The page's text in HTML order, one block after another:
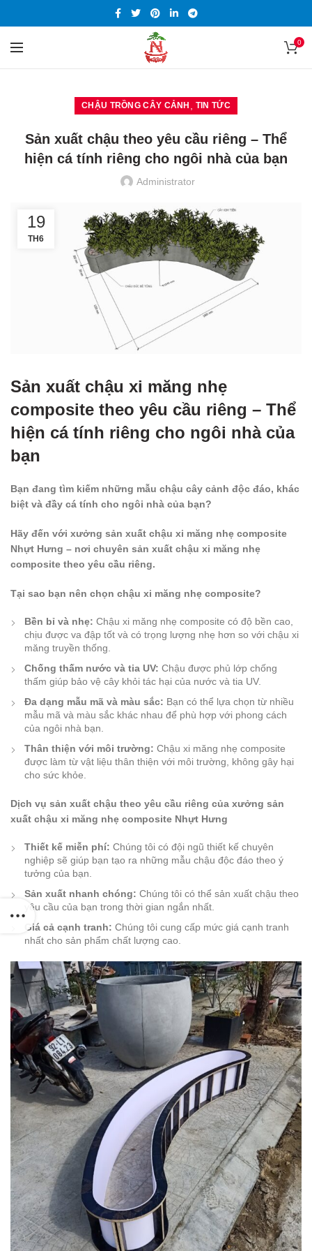
0
CHẬU TRỒNG CÂY CẢNH TIN TỨC
Sản xuất chậu theo yêu cầu riêng – Thể
hiện cá tính riêng cho ngôi nhà của bạn
Administrator
19
TH6
Sản xuất chậu xi măng nhẹ
composite theo yêu cầu riêng – Thể
hiện cá tính riêng cho ngôi nhà của
bạn
Bạn đang tìm kiếm những mẫu chậu cây cảnh độc đáo, khác
biệt và đầy cá tính cho ngôi nhà của bạn?
Hãy đến với xưởng sản xuất chậu xi măng nhẹ composite
Nhựt Hưng – nơi chuyên sản xuất chậu xi măng nhẹ
composite theo yêu cầu riêng.
Tại sao bạn nên chọn chậu xi măng nhẹ composite?
Bền bỉ và nhẹ: Chậu xi măng nhẹ composite có độ bền cao,
chịu được va đập tốt và có trọng lượng nhẹ hơn so với chậu xi
măng truyền thống.
Chống thấm nước và tia UV: Chậu được phủ lớp chống
thấm giúp bảo vệ cây khỏi tác hại của nước và tia UV.
Đa dạng mẫu mã và màu sắc: Bạn có thể lựa chọn từ nhiều
mẫu mã và màu sắc khác nhau để phù hợp với phong cách
của ngôi nhà bạn.
Thân thiện với môi trường: Chậu xi măng nhẹ composite
được làm từ vật liệu thân thiện với môi trường, không gây hại
cho sức khỏe.
Dịch vụ sản xuất chậu theo yêu cầu riêng của xưởng sản
xuất chậu xi măng nhẹ composite Nhựt Hưng
Thiết kế miễn phí: Chúng tôi có đội ngũ thiết kế chuyên
nghiệp sẽ giúp bạn tạo ra những mẫu chậu độc đáo theo ý
tưởng của bạn.
Sản xuất nhanh chóng: Chúng tôi có thể sản xuất chậu theo
yêu cầu của bạn trong thời gian ngắn nhất.
Giá cả cạnh tranh: Chúng tôi cung cấp mức giá cạnh tranh
nhất cho sản phẩm chất lượng cao.